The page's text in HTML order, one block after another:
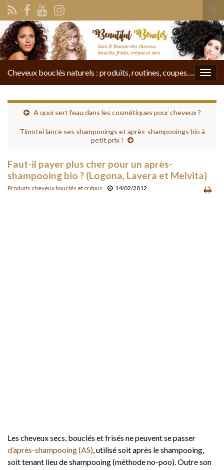
Search for:
Cheveux bouclés naturels : produits, routines, coupes….
A quoi sert l’eau dans les cosmétiques pour cheveux ?
Timotei lance ses shampooings et après-shampooings bio à
petit prix !
Faut-il payer plus cher pour un après-
shampooing bio ? (Logona, Lavera et Melvita)
Produits cheveux bouclés et crépus 14/02/2012
Les cheveux secs, bouclés et frisés ne peuvent se passer
d’après-shampooing (AS), utilisé soit après le shampooing,
soit tenant lieu de shampooing (méthode no-poo). Outre son